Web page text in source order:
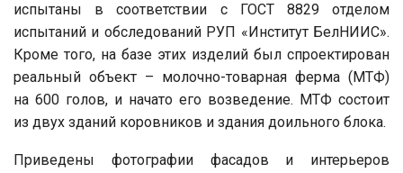
испытаны в соответствии с ГОСТ 8829 отделом
испытаний и обследований РУП «Институт БелНИИС».
Кроме того, на базе этих изделий был спроектирован
реальный объект – молочно-товарная ферма (МТФ)
на 600 голов, и начато его возведение. МТФ состоит
из двух зданий коровников и здания доильного блока.
Приведены фотографии фасадов и интерьеров